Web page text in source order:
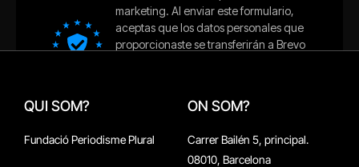
QUI SOM?
Fundació Periodisme Plural
ON SOM?
Carrer Bailén 5, principal.
08010, Barcelona